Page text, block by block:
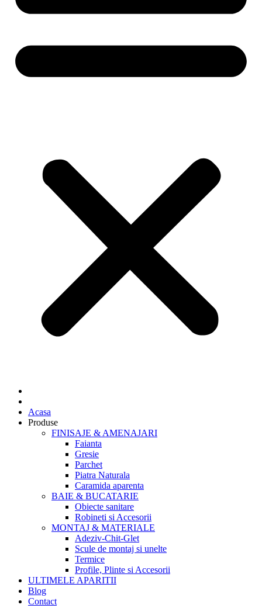
Acasa
Produse
FINISAJE & AMENAJARI
Faianta
Gresie
Parchet
Piatra Naturala
Caramida aparenta
BAIE & BUCATARIE
Obiecte sanitare
Robineti si Accesorii
MONTAJ & MATERIALE
Adeziv-Chit-Glet
Scule de montaj si unelte
Termice
Profile, Plinte si Accesorii
ULTIMELE APARITII
Blog
Contact